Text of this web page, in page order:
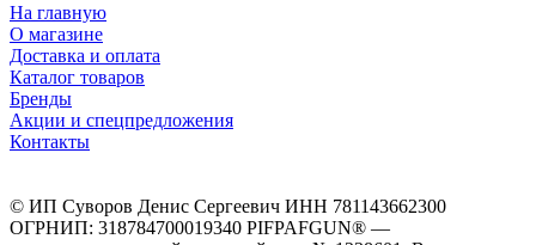
На главную
О магазине
Доставка и оплата
Каталог товаров
Бренды
Акции и спецпредложения
Контакты
© ИП Суворов Денис Сергеевич ИНН 781143662300
ОГРНИП: 318784700019340 PIFPAFGUN® —